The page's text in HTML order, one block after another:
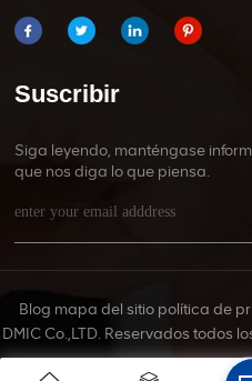
Suscribir
Siga leyendo, manténgase
que nos diga lo que piensa.
Blog mapa del sitio política de
DMIC Co.,LTD. Reservados todos